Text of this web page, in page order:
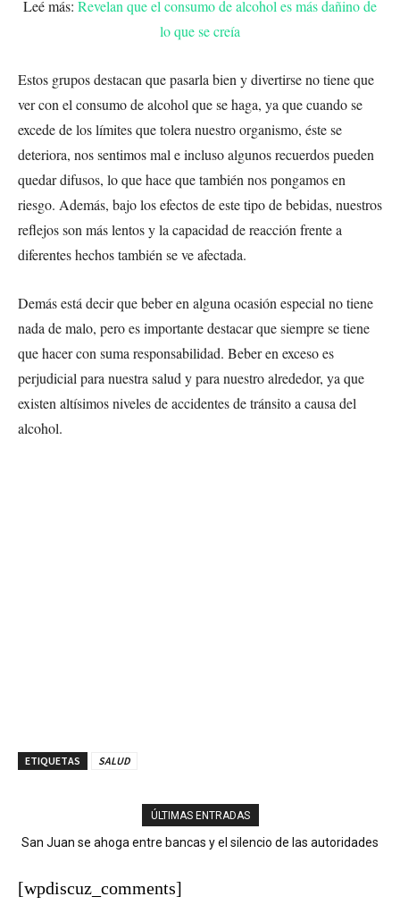
Leé más: Revelan que el consumo de alcohol es más dañino de
lo que se creía
Estos grupos destacan que pasarla bien y divertirse no tiene que
ver con el consumo de alcohol que se haga, ya que cuando se
excede de los límites que tolera nuestro organismo, éste se
deteriora, nos sentimos mal e incluso algunos recuerdos pueden
quedar difusos, lo que hace que también nos pongamos en
riesgo. Además, bajo los efectos de este tipo de bebidas, nuestros
reflejos son más lentos y la capacidad de reacción frente a
diferentes hechos también se ve afectada.
Demás está decir que beber en alguna ocasión especial no tiene
nada de malo, pero es importante destacar que siempre se tiene
que hacer con suma responsabilidad. Beber en exceso es
perjudicial para nuestra salud y para nuestro alrededor, ya que
existen altísimos niveles de accidentes de tránsito a causa del
alcohol.
ETIQUETAS SALUD
ÚLTIMAS ENTRADAS
San Juan se ahoga entre bancas y el silencio de las autoridades
Chubascos matutinos y aguaceros con tronadas marcarán las
[wpdiscuz_comments]